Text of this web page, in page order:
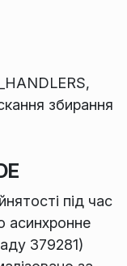
збирання
під час
асинхронне
379281)